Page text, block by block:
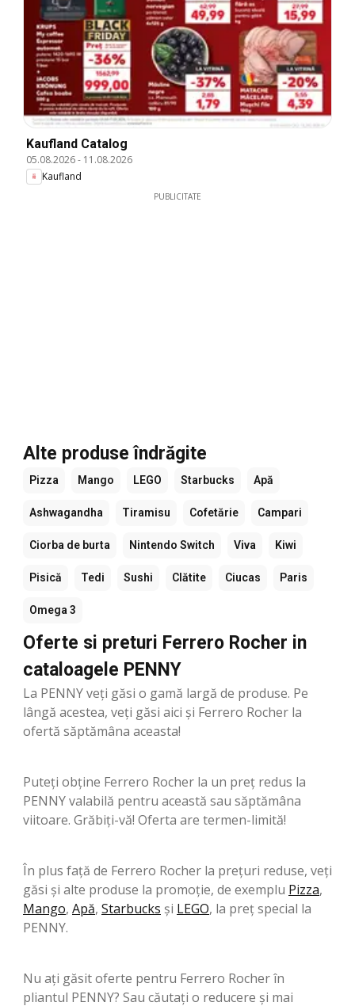
Kaufland Catalog
05.08.2026- 11.08.2026
Kaufland
PUBLICITATE
Alte produse îndrăgite
Pizza Mango LEGO Starbucks Apă
Ashwagandha Tiramisu Cofetărie Campari
Ciorba de burta Nintendo Switch Viva Kiwi
Pisică Tedi Sushi Clătite Ciucas Paris
Omega 3
Oferte si preturi Ferrero Rocher in
cataloagele PENNY
La PENNY veți găsi o gamă largă de produse. Pe
lângă acestea, veți găsi aici și Ferrero Rocher la
ofertă săptămâna aceasta!
Puteți obține Ferrero Rocher la un preț redus la
PENNY valabilă pentru această sau săptămâna
viitoare. Grăbiți-vă! Oferta are termen-limită!
În plus față de Ferrero Rocher la prețuri reduse, veți
găsi și alte produse la promoție, de exemplu Pizza,
Mango, Apă, Starbucks şi LEGO, la preț special la
PENNY.
Nu ați găsit oferte pentru Ferrero Rocher în
pliantul PENNY? Sau căutați o reducere și mai